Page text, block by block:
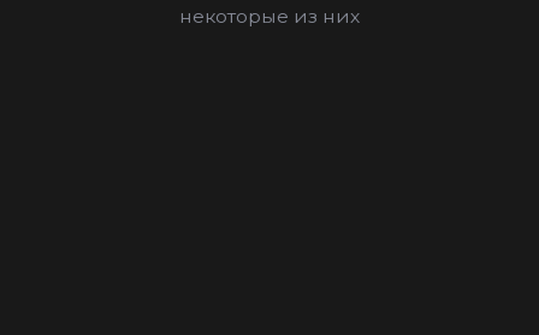
некоторые из них